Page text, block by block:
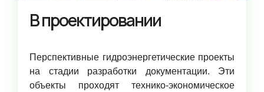
В проектировании
Перспективные гидроэнергетические проекты
на стадии разработки документации. Эти
объекты проходят технико-экономическое